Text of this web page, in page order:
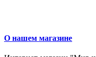
О нашем магазине